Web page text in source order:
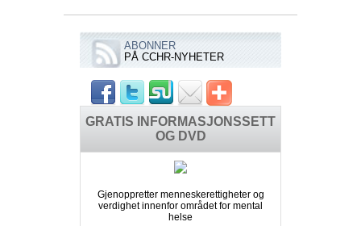
ABONNER
PÅ CCHR-NYHETER
GRATIS INFORMASJONSSETT
OG DVD
Gjenoppretter menneskerettigheter og
verdighet innenfor området for mental
helse